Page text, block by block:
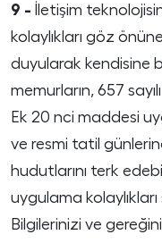
9 - İletişim
kolaylıkları göz
duyularak kendisine
memurların, 657
Ek 20 nci maddesi
ve resmi tatil
hudutlarını terk
uygulama
Bilgilerinizi ve